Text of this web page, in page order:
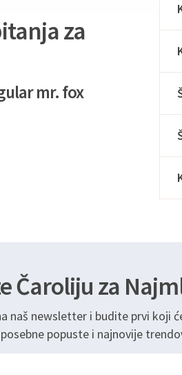
za
mr. fox
Čaroliju za
naš newsletter i budite prvi koji
popuste i najnovije